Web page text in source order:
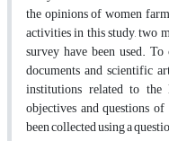
the opinions of women
activities in this study, two
survey have been used.
documents and scientific
institutions related to
objectives and questions
been collected using a